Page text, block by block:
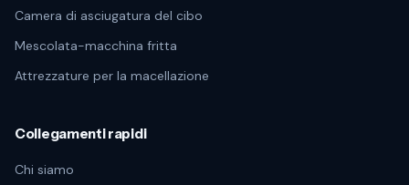
Camera di asciugatura del cibo
Mescolata-macchina fritta
Attrezzature per la macellazione
Collegamenti rapidi
Chi siamo